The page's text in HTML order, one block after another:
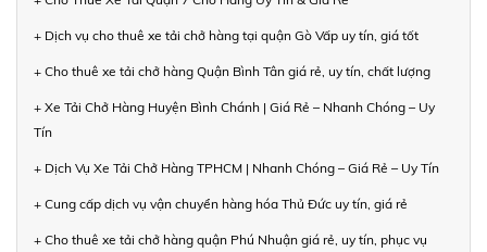
+ Dịch vụ cho thuê xe tải chở hàng tại quận Gò Vấp uy tín, giá tốt
+ Cho thuê xe tải chở hàng Quận Bình Tân giá rẻ, uy tín, chất lượng
+ Xe Tải Chở Hàng Huyện Bình Chánh | Giá Rẻ – Nhanh Chóng – Uy
Tín
+ Dịch Vụ Xe Tải Chở Hàng TPHCM | Nhanh Chóng – Giá Rẻ – Uy Tín
+ Cung cấp dịch vụ vận chuyển hàng hóa Thủ Đức uy tín, giá rẻ
+ Cho thuê xe tải chở hàng quận Phú Nhuận giá rẻ, uy tín, phục vụ